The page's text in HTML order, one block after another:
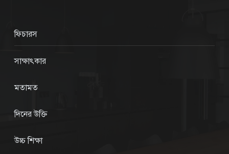
ফিচারস
সাক্ষাৎকার
মতামত
দিনের উক্তি
উচ্চ শিক্ষা